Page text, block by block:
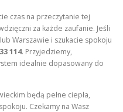
czas na przeczytanie tej
za każde zaufanie. Jeśli
Warszawie i szukacie spokoju
114. Przyjedziemy,
idealnie dopasowany do
będą pełne ciepła,
Czekamy na Wasz